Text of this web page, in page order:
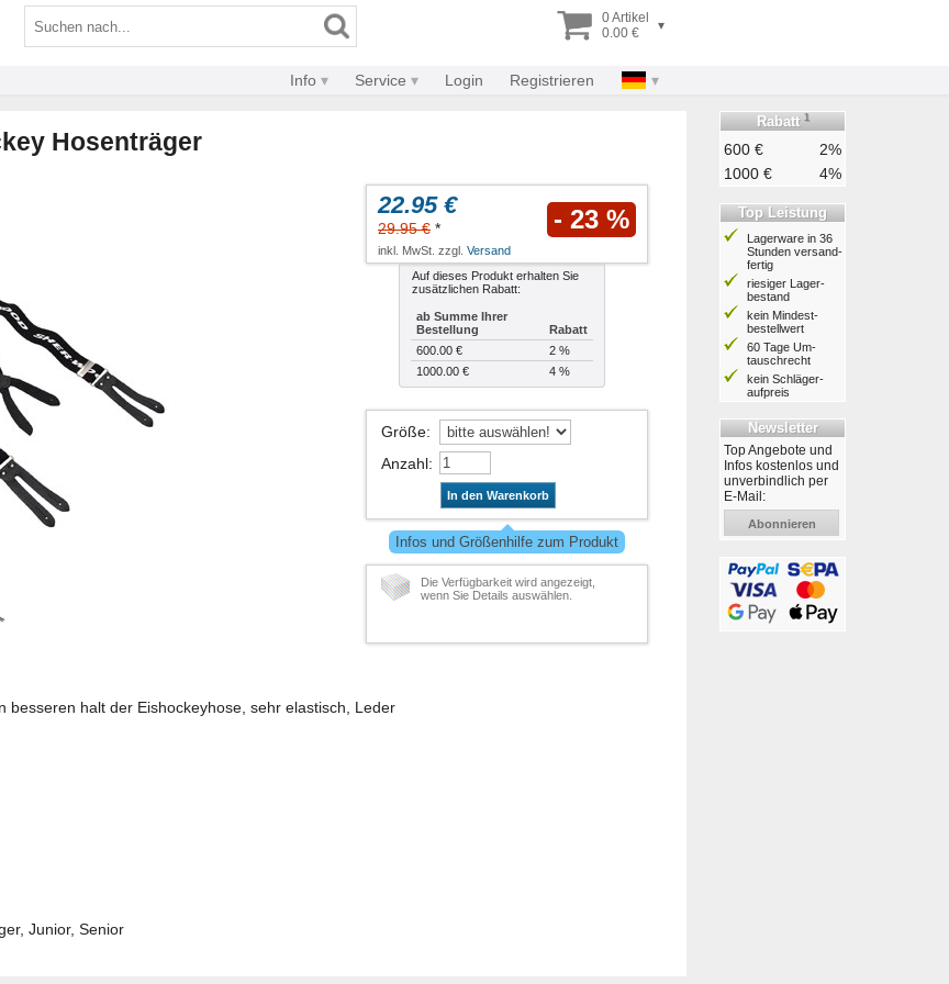
0 Artikel
0.00 €
▾
Info Service Login Registrieren
Hosenträger
22.95 €
29.95 € * - 23 %
inkl. MwSt. zzgl. Versand
Auf dieses Produkt erhalten Sie
zusätzlichen Rabatt:
ab Summe Ihrer
Bestellung
Rabatt
600.00 €
2 %
1000.00 €
4 %
Größe:
Anzahl:
In den Warenkorb
Infos und Größenhilfe zum Produkt
Die Verfügbarkeit wird angezeigt,
wenn Sie Details auswählen.
besseren halt der Eishockeyhose, sehr elastisch, Leder
Junior, Senior
Rabatt 1
600 €
2%
1000 €
4%
Top Leistung
Lagerware in 36
Stunden ver­sand­
fertig
riesiger Lager­
bestand
kein Mindest­
bestell­wert
60 Tage Um­
tausch­recht
kein Schläger­
aufpreis
Newsletter
Top Angebote und
Infos kostenlos und
unverbindlich per
E-Mail:
Abonnieren